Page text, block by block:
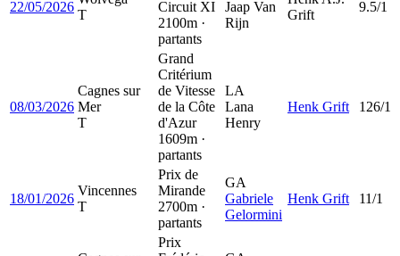
22/05/2026
T
Circuit XI
2100m ·
partants
Jaap Van
Rijn
Grift
9.5/1
08/03/2026
Cagnes sur
Mer
T
Grand
Critérium
de Vitesse
de la Côte
d'Azur
1609m ·
partants
LA
Lana
Henry
Henk Grift 126/1
18/01/2026
Vincennes
T
Prix de
Mirande
2700m ·
partants
GA
Gabriele
Gelormini
Henk Grift 11/1
Prix